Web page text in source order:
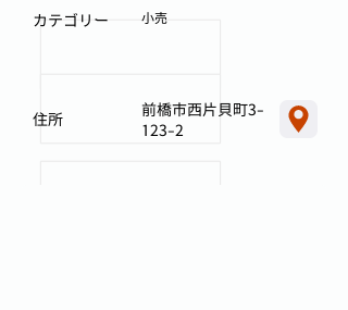
小売
カテゴリー
前橋市西片貝町3-
123-2
住所